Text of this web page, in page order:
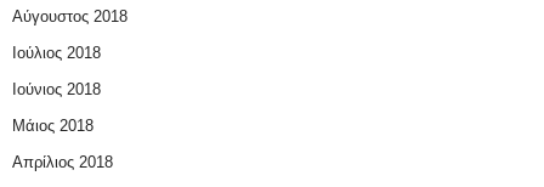
Αύγουστος 2018
Ιούλιος 2018
Ιούνιος 2018
Μάιος 2018
Απρίλιος 2018